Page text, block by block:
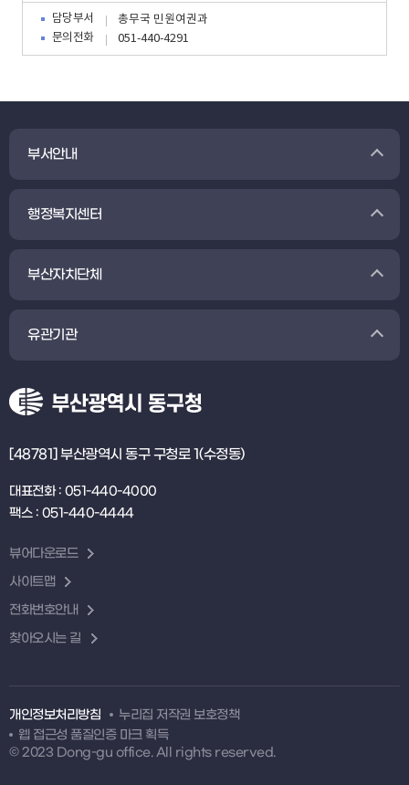
담당부서
총무국 민원여권과
문의전화
051-440-4291
부서안내
행정복지센터
부산자치단체
유관기관
[48781] 부산광역시 동구 구청로 1(수정동)
대표전화 : 051-440-4000
팩스 : 051-440-4444
뷰어다운로드
사이트맵
전화번호안내
찾아오시는 길
개인정보처리방침
누리집 저작권 보호정책
웹 접근성 품질인증 마크 획득
© 2023 Dong-gu office. All rights reserved.